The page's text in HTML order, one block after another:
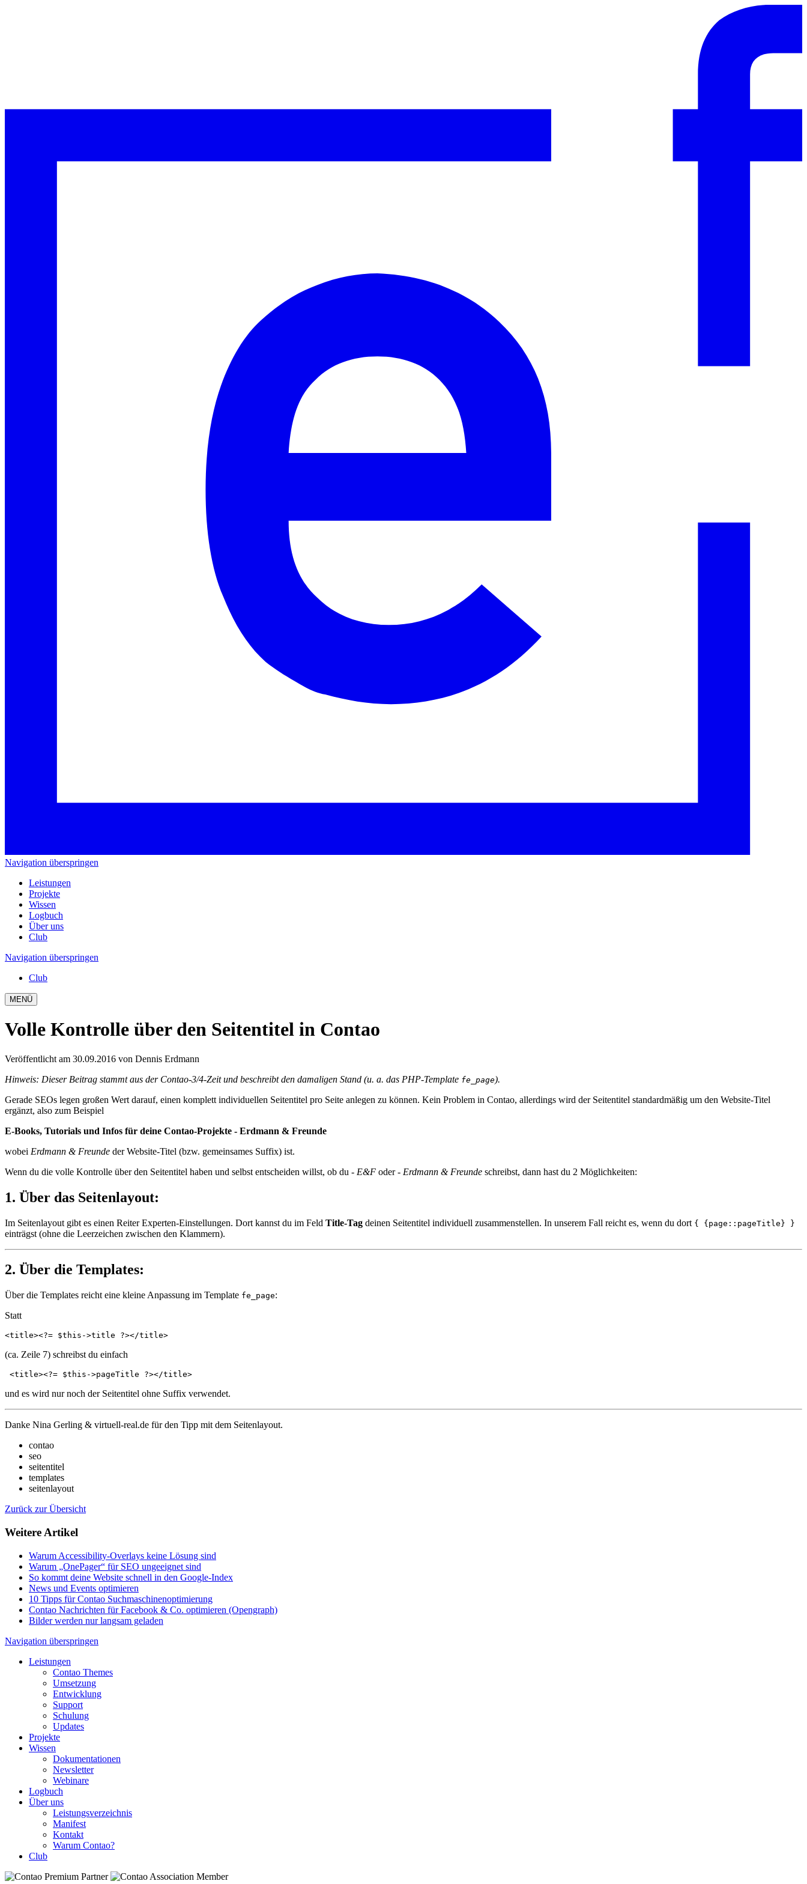
Navigation überspringen
Leistungen
Projekte
Wissen
Logbuch
Über uns
Club
Navigation überspringen
Club
MENÜ
Volle Kontrolle über den Seitentitel in Contao
Veröffentlicht am 30.09.2016 von Dennis Erdmann
Hinweis: Dieser Beitrag stammt aus der Contao-3/4-Zeit und beschreibt den damaligen Stand (u. a. das PHP-Template fe_page).
Gerade SEOs legen großen Wert darauf, einen komplett individuellen Seitentitel pro Seite anlegen zu können. Kein Problem in Contao, allerdings wird der Seitentitel standardmäßig um den Website-Titel
ergänzt, also zum Beispiel
E-Books, Tutorials und Infos für deine Contao-Projekte - Erdmann & Freunde
wobei Erdmann & Freunde der Website-Titel (bzw. gemeinsames Suffix) ist.
Wenn du die volle Kontrolle über den Seitentitel haben und selbst entscheiden willst, ob du - E&F oder- Erdmann & Freunde schreibst, dann hast du 2 Möglichkeiten:
1. Über das Seitenlayout:
Im Seitenlayout gibt es einen Reiter Experten-Einstellungen. Dort kannst du im Feld Title-Tag deinen Seitentitel individuell zusammenstellen. In unserem Fall reicht es, wenn du dort { {page::pageTitle} }
einträgst (ohne die Leerzeichen zwischen den Klammern).
2. Über die Templates:
Über die Templates reicht eine kleine Anpassung im Template fe_page:
Statt
(ca. Zeile 7) schreibst du einfach
und es wird nur noch der Seitentitel ohne Suffix verwendet.
Danke Nina Gerling & virtuell-real.de für den Tipp mit dem Seitenlayout.
contao
seo
seitentitel
templates
seitenlayout
Zurück zur Übersicht
Weitere Artikel
Warum Accessibility-Overlays keine Lösung sind
Warum „OnePager“ für SEO ungeeignet sind
So kommt deine Website schnell in den Google-Index
News und Events optimieren
10 Tipps für Contao Suchmaschinenoptimierung
Contao Nachrichten für Facebook & Co. optimieren (Opengraph)
Bilder werden nur langsam geladen
Navigation überspringen
Leistungen
Contao Themes
Umsetzung
Entwicklung
Support
Schulung
Updates
Projekte
Wissen
Dokumentationen
Newsletter
Webinare
Logbuch
Über uns
Leistungsverzeichnis
Manifest
Kontakt
Warum Contao?
Club